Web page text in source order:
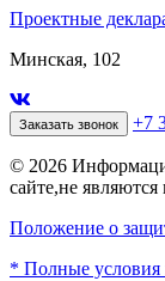
Проектные
Минская, 102
Заказать звонок +7
© 2026
сайте,не
Положение о
* Полные условия